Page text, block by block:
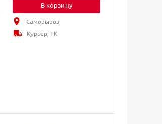
В корзину
Самовывоз
Курьер, ТК